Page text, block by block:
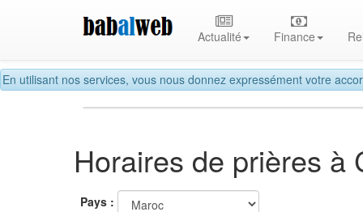
En utilisant nos services, vous nous donnez expressément votre
Actualité Finance
Horaires de prières à
Pays :